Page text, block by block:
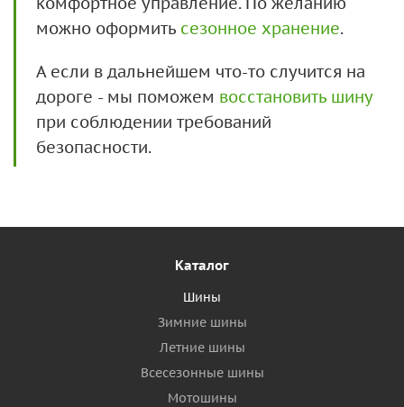
можно оформить сезонное хранение.
А если в дальнейшем что-то случится на
дороге - мы поможем восстановить шину
при соблюдении требований
безопасности.
Каталог
Шины
Зимние шины
Летние шины
Всесезонные шины
Мотошины